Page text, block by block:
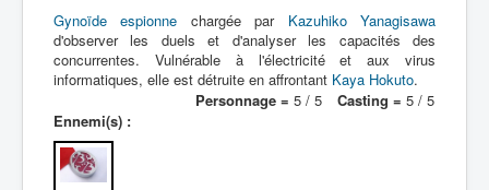
Gynoïde
espionne chargée par Kazuhiko Yanagisawa
d'observer les duels et d'analyser les capacités des
concurrentes. Vulnérable à l'électricité et aux virus
informatiques, elle est détruite en affrontant Kaya Hokuto.
Personnage = 5 / 5 Casting = 5 / 5
Ennemi(s) :